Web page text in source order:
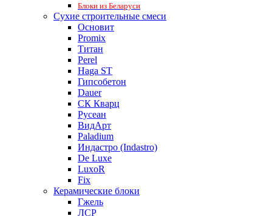
Блоки из Беларуси
Сухие строительные смеси
Основит
Promix
Титан
Perel
Haga ST
Гипсобетон
Dauer
СК Кварц
Русеан
ВидАрт
Paladium
Индастро (Indastro)
De Luxe
LuxoR
Fix
Керамические блоки
Гжель
ЛСР